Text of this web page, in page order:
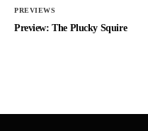
PREVIEWS
Preview: The Plucky Squire